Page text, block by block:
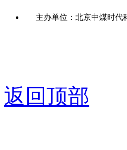
主办单位：北京中煤时
返回顶部